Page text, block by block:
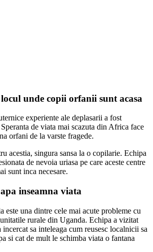
unde copii orfanii sunt acasa
experiente ale deplasarii a fost
de viata mai scazuta din Africa face
orfani de la varste fragede.
acestia, singura sansa la o copilarie. Echipa
de nevoia uriasa pe care aceste centre
sunt inca necesare.
inseamna viata
este una dintre cele mai acute probleme cu
rurale din Uganda. Echipa a vizitat
sa inteleaga cum reusesc localnicii sa
si cat de mult le schimba viata o fantana